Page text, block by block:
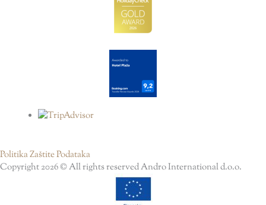
Politika Zaštite Podataka
Copyright 2026 © All rights reserved Andro International d.o.o.